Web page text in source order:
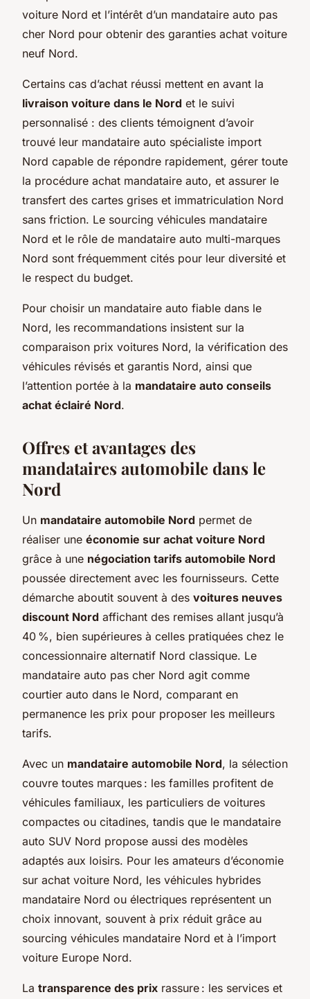
voiture Nord et l’intérêt d’un mandataire auto pas
cher Nord pour obtenir des garanties achat voiture
neuf Nord.
Certains cas d’achat réussi mettent en avant la
livraison voiture dans le Nord et le suivi
personnalisé : des clients témoignent d’avoir
trouvé leur mandataire auto spécialiste import
Nord capable de répondre rapidement, gérer toute
la procédure achat mandataire auto, et assurer le
transfert des cartes grises et immatriculation Nord
sans friction. Le sourcing véhicules mandataire
Nord et le rôle de mandataire auto multi-marques
Nord sont fréquemment cités pour leur diversité et
le respect du budget.
Pour choisir un mandataire auto fiable dans le
Nord, les recommandations insistent sur la
comparaison prix voitures Nord, la vérification des
véhicules révisés et garantis Nord, ainsi que
l’attention portée à la mandataire auto conseils
achat éclairé Nord.
Offres et avantages des
mandataires automobile dans le
Nord
Un mandataire automobile Nord permet de
réaliser une économie sur achat voiture Nord
grâce à une négociation tarifs automobile Nord
poussée directement avec les fournisseurs. Cette
démarche aboutit souvent à des voitures neuves
discount Nord affichant des remises allant jusqu’à
40 %, bien supérieures à celles pratiquées chez le
concessionnaire alternatif Nord classique. Le
mandataire auto pas cher Nord agit comme
courtier auto dans le Nord, comparant en
permanence les prix pour proposer les meilleurs
tarifs.
Avec un mandataire automobile Nord, la sélection
couvre toutes marques : les familles profitent de
véhicules familiaux, les particuliers de voitures
compactes ou citadines, tandis que le mandataire
auto SUV Nord propose aussi des modèles
adaptés aux loisirs. Pour les amateurs d’économie
sur achat voiture Nord, les véhicules hybrides
mandataire Nord ou électriques représentent un
choix innovant, souvent à prix réduit grâce au
sourcing véhicules mandataire Nord et à l’import
voiture Europe Nord.
La transparence des prix rassure : les services et